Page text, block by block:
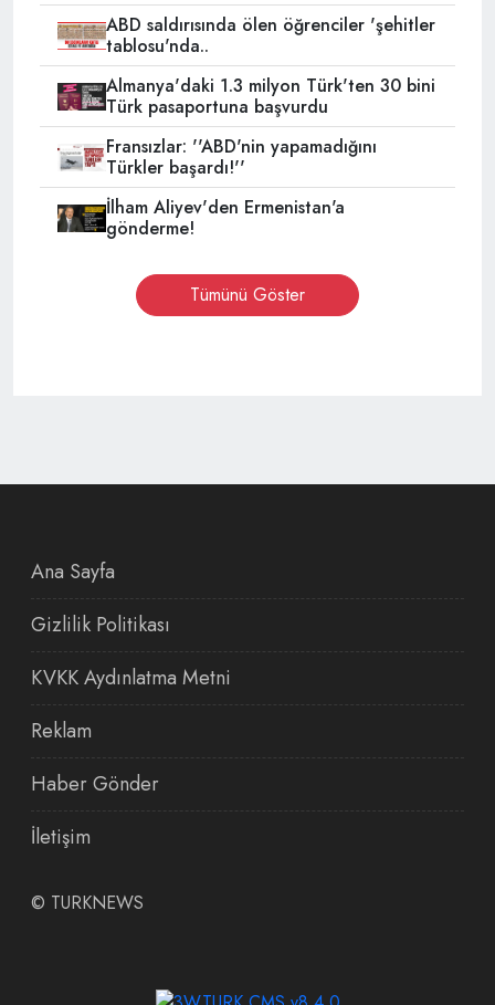
ABD saldırısında ölen öğrenciler 'şehitler
tablosu'nda..
Almanya'daki 1.3 milyon Türk'ten 30 bini
Türk pasaportuna başvurdu
Fransızlar: ''ABD'nin yapamadığını
Türkler başardı!''
İlham Aliyev'den Ermenistan'a
gönderme!
Tümünü Göster
Ana Sayfa
Gizlilik Politikası
KVKK Aydınlatma Metni
Reklam
Haber Gönder
İletişim
© TURKNEWS